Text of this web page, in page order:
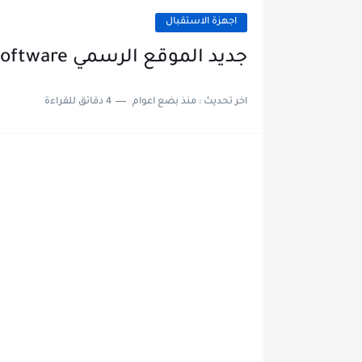
اجهزة الاستقبال
جديد الموقع الرسمي starsat software بتاريخ 08/09/2020
اخر تحديث : منذ بضع اعوام 4 دقائق للقراءة